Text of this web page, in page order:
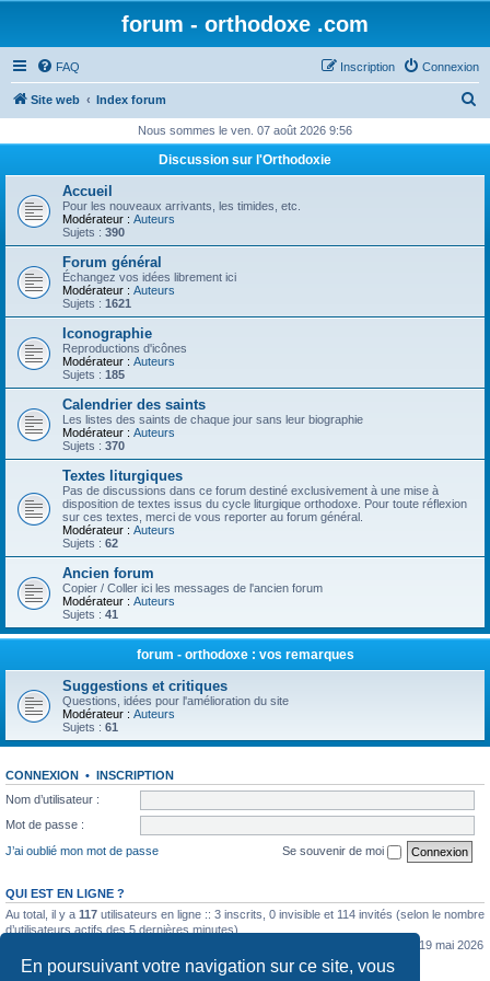
En poursuivant votre navigation sur ce site, vous
forum - orthodoxe .com
FAQ Connexion
Inscription
Site web Index forum
h
Nous sommes le ven. 07 août 2026 9:56
Discussion sur l'Orthodoxie
Accueil
Pour les nouveaux arrivants, les timides, etc.
Modérateur : Auteurs
Sujets : 390
Forum général
Échangez vos idées librement ici
Modérateur : Auteurs
Sujets : 1621
Iconographie
Reproductions d'icônes
Modérateur : Auteurs
Sujets : 185
Calendrier des saints
Les listes des saints de chaque jour sans leur biographie
Modérateur : Auteurs
Sujets : 370
Textes liturgiques
Pas de discussions dans ce forum destiné exclusivement à une mise à
disposition de textes issus du cycle liturgique orthodoxe. Pour toute réflexion
sur ces textes, merci de vous reporter au forum général.
Modérateur : Auteurs
Sujets : 62
Ancien forum
Copier / Coller ici les messages de l'ancien forum
Modérateur : Auteurs
Sujets : 41
forum - orthodoxe : vos remarques
Suggestions et critiques
Questions, idées pour l'amélioration du site
Modérateur : Auteurs
Sujets : 61
CONNEXION • INSCRIPTION
Nom d’utilisateur :
Mot de passe :
J’ai oublié mon mot de passe
Se souvenir de moi
QUI EST EN LIGNE ?
Au total, il y a 117 utilisateurs en ligne :: 3 inscrits, 0 invisible et 114 invités (selon le nombre
d’utilisateurs actifs des 5 dernières minutes)
le mar. 19 mai 2026
0:07